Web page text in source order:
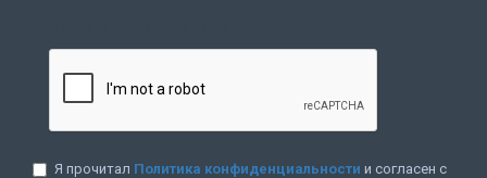
Я прочитал Политика конфиденциальности и согласен с